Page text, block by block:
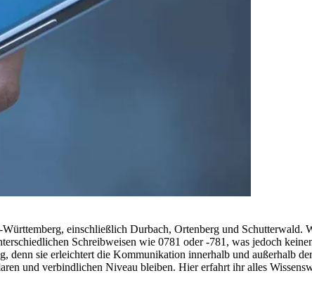
einschließlich Durbach, Ortenberg und Schutterwald.
Schreibweisen wie 0781 oder -781, was jedoch
sie erleichtert die Kommunikation innerhalb und außerhalb
und verbindlichen Niveau bleiben. Hier erfahrt ihr alles